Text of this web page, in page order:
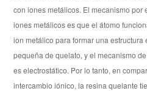
con iones metálicos. El mecanismo
iones metálicos es que el átomo
ion metálico para formar una
pequeña de quelato, y el mecanismo
es electrostático. Por lo tanto, en
intercambio iónico, la resina quelante